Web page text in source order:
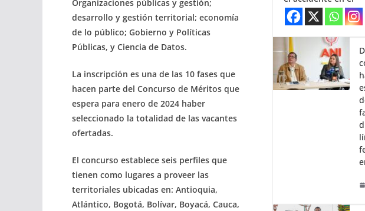
Organizaciones públicas y gestión;
desarrollo y gestión territorial; economía
de lo público; Gobierno y Políticas
Públicas, y Ciencia de Datos.
La inscripción es una de las 10 fases que
hacen parte del Concurso de Méritos que
espera para enero de 2024 haber
seleccionado la totalidad de las vacantes
ofertadas.
El concurso establece seis perfiles que
tienen como lugares a proveer las
territoriales ubicadas en: Antioquia,
Atlántico, Bogotá, Bolívar, Boyacá, Cauca,